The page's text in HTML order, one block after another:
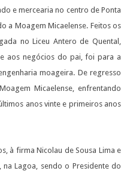
e mercearia no centro de Ponta
a Moagem Micaelense. Feitos os
no Liceu Antero de Quental,
aos negócios do pai, foi para a
moageira. De regresso
Micaelense, enfrentando
anos vinte e primeiros anos
à firma Nicolau de Sousa Lima e
na Lagoa, sendo o Presidente do